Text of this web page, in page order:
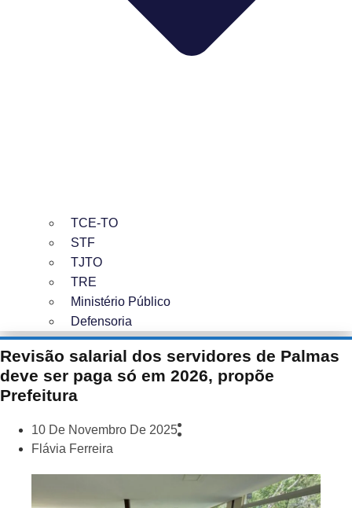
TCE-TO
STF
TJTO
TRE
Ministério Público
Defensoria
Revisão salarial dos servidores de Palmas
deve ser paga só em 2026, propõe
Prefeitura
10 De Novembro De 2025
Flávia Ferreira